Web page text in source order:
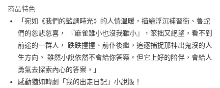
付款後全家取貨
每筆NT$60，滿NT$499(含以上)免運費
付款後7-11取貨
每筆NT$60，滿NT$499(含以上)免運費
宅配
每筆NT$100，滿NT$499(含以上)免運費
商品特色
「宛如《我們的藍調時光》的人情溫暖，描繪浮沉補習街、魯蛇
們的忽悲忽喜， 『麻雀雖小也沒我雖小』，笨拙又絕望，看不到
前途的一群人， 跌跌撞撞、前仆後繼，追逐捕捉那神出鬼沒的人
生方向。 雖然小說依然不會給你答案。但它上好的陪伴，會給人
勇氣去探索內心的答案。」
感動猶如韓劇「我的出走日記」小說版！